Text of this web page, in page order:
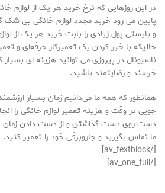
در این روزهایی که نرخ خرید هر یک از لوازم
پایین می رود خرید مجدد لوازم خانگی بی شک
و بایستی پول زیادی را بابت خرید هر یک از
حالیکه با خبر کردن یک تعمیرکار حرفه‌ای و
ناسیونال در پیروزی می توانید هزینه ای
خرسند و رضایتمند باشید.
همانطور که همه ما می‌دانیم زمان بسیار
جویی در وقت و هزینه تعمیر لوازم خانگی را
دست روی دست گذاشتن و از دست دادن زمان هر
ما تماس بگیرید و جاروبرقی خود را تعمیر کنید.
[/av_textblock]
[/av_one_full]